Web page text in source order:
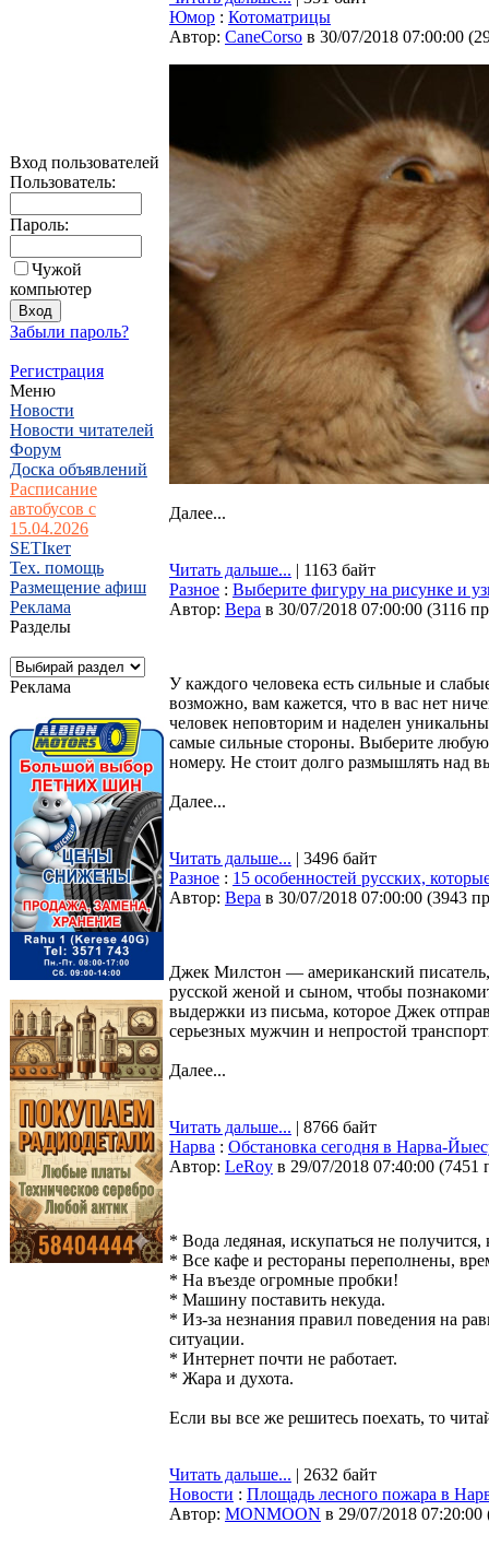
Вход пользователей
Пользователь:
Пароль:
Чужой
компьютер
Забыли пароль?
Регистрация
Меню
Новости
Новости читателей
Форум
Доска объявлений
Расписание
автобусов с
15.04.2026
SETIкет
Тех. помощь
Размещение афиш
Реклама
Разделы
Реклама
Юмор : Котоматрицы
Автор: CaneCorso в 30/07/2018 07:00:00 (
Далее...
Читать дальше... | 1163 байт
Разное : Выберите фигуру на рисунке и
Автор: Bepa в 30/07/2018 07:00:00 (3116
У каждого человека есть сильные и
возможно, вам кажется, что в вас нет
человек неповторим и наделен
самые сильные стороны. Выберите любую
номеру. Не стоит долго размышлять
Далее...
Читать дальше... | 3496 байт
Разное : 15 особенностей русских,
Автор: Bepa в 30/07/2018 07:00:00 (3943
Джек Милстон — американский
русской женой и сыном, чтобы
выдержки из письма, которое Джек
серьезных мужчин и непростой
Далее...
Читать дальше... | 8766 байт
Нарва : Обстановка сегодня в Нарва-
Автор: LeRoy в 29/07/2018 07:40:00 (7451
* Вода ледяная, искупаться не получится,
* Все кафе и рестораны переполнены,
* На въезде огромные пробки!
* Машину поставить некуда.
* Из-за незнания правил поведения на
ситуации.
* Интернет почти не работает.
* Жара и духота.
Если вы все же решитесь поехать, то
Читать дальше... | 2632 байт
Новости : Площадь лесного пожара в
Автор: MONMOON в 29/07/2018 07:20:00